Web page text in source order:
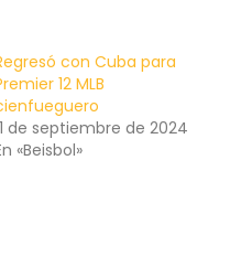
con Cuba para
12 MLB
de septiembre de 2024
«Beisbol»